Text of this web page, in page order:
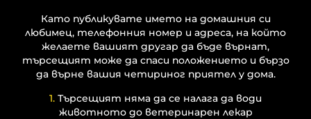
Като публикувате името на домашния си
любимец, телефонния номер и адреса, на който
желаете вашият другар да бъде върнат,
търсещият може да спаси положението и бързо
да върне вашия четириног приятел у дома.
1. Търсещият няма да се налага да води
животното до ветеринарен лекар